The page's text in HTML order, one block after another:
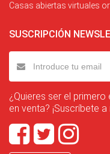
Casas abiertas virtuales
SUSCRIPCIÓN
¿Quieres ser el
en venta? ¡Suscríbete